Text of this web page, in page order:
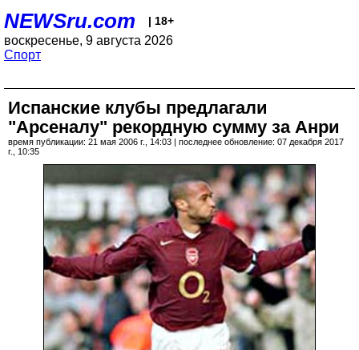
NEWSru.com | 18+
воскресенье, 9 августа 2026
Спорт
Испанские клубы предлагали
"Арсеналу" рекордную сумму за Анри
время публикации: 21 мая 2006 г., 14:03 | последнее обновление: 07 декабря 2017
г., 10:35